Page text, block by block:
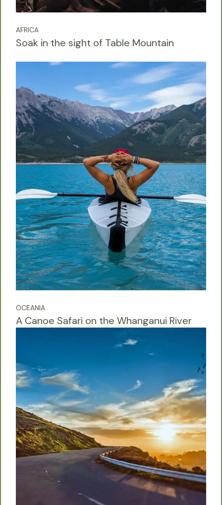
AFRICA
Soak in the sight of Table Mountain
OCEANIA
A Canoe Safari on the Whanganui River